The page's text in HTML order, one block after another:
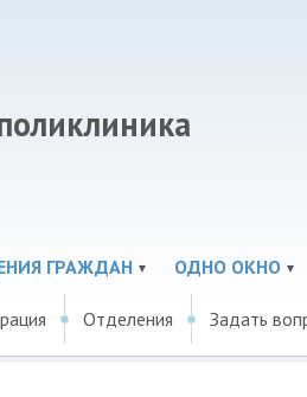
ГРАЖДАН ОДНО ОКНО
Отделения Задать